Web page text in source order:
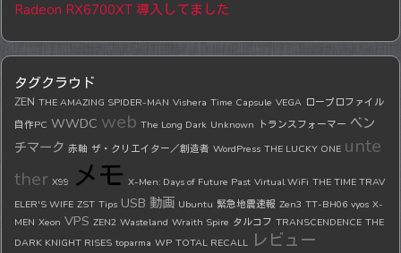
Radeon RX6700XT 導入してました
タグクラウド
ZEN THE AMAZING SPIDER-MAN Vishera Time Capsule VEGA ロープロファイル
自作PC WWDC web The Long Dark Unknown トランスフォーマー ベン
チマーク 赤軸 ザ・クリエイター／創造者 WordPress THE LUCKY ONE unte
ther X99 メモ X-Men: Days of Future Past Virtual WiFi THE TIME TRAV
ELER'S WIFE ZST Tips USB 動画 Ubuntu 緊急地震速報 Zen3 TT-BH06 vyos X-
MEN Xeon VPS ZEN2 Wasteland Wraith Spire タルコフ TRANSCENDENCE THE
DARK KNIGHT RISES toparma WP TOTAL RECALL レビュー